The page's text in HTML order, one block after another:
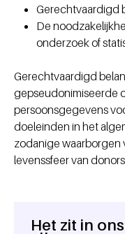
Gerechtvaardigd
De
onderzoek of
Gerechtvaardigd
gepseudonimiseerde
persoonsgegevens
doeleinden in het
zodanige waarborgen
levenssfeer van
Algemene
Het zit in